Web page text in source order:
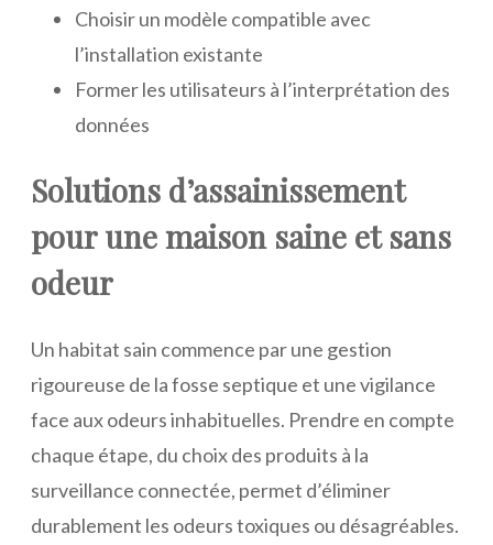
Choisir un modèle compatible avec
l’installation existante
Former les utilisateurs à l’interprétation des
données
Solutions d’assainissement
pour une maison saine et sans
odeur
Un habitat sain commence par une gestion
rigoureuse de la fosse septique et une vigilance
face aux odeurs inhabituelles. Prendre en compte
chaque étape, du choix des produits à la
surveillance connectée, permet d’éliminer
durablement les odeurs toxiques ou désagréables.